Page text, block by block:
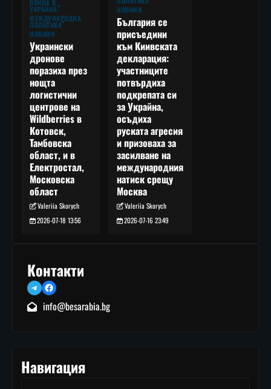
ВОЙНА В
УКРАЙНА
МЕЖДУНАРОДНА
ПОЛИТИКА
НОВИНИ
Украински
дронове
поразиха през
нощта
логистични
центрове на
Wildberries в
Котовск,
Тамбовска
област, и в
Електростал,
Московска
област
Valeriia Skorych
2026-07-18 13:56
НОВИНИ
България се
присъедини
към Киивската
декларация:
участниците
потвърдиха
подкрепата си
за Украйна,
осъдиха
руската агресия
и призоваха за
засилване на
международния
натиск срещу
Москва
Valeriia Skorych
2026-07-16 23:49
Контакти
TelegramFacebook
info@besarabia.bg
Навигация